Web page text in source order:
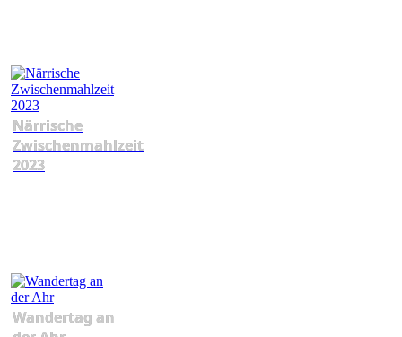
Närrische
Zwischenmahlzeit
2023
Wandertag an